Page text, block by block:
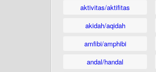
aktivitas/aktifitas
akidah/aqidah
amfibi/amphibi
andal/handal